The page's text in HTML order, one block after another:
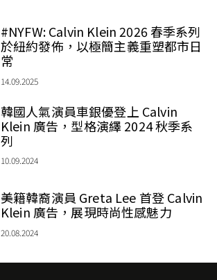
#NYFW: Calvin Klein 2026 春季系列
於紐約發佈，以極簡主義重塑都市日
常
14.09.2025
韓國人氣演員車銀優登上 Calvin
Klein 廣告，型格演繹 2024 秋季系
列
10.09.2024
美籍韓裔演員 Greta Lee 首登 Calvin
Klein 廣告，展現時尚性感魅力
20.08.2024